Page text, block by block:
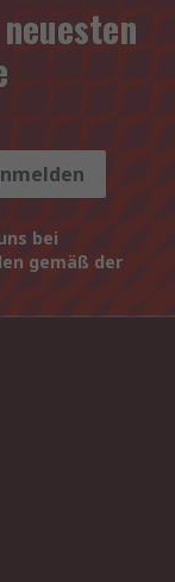
bei
gemäß der